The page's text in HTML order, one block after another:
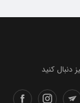
دنبال کنید